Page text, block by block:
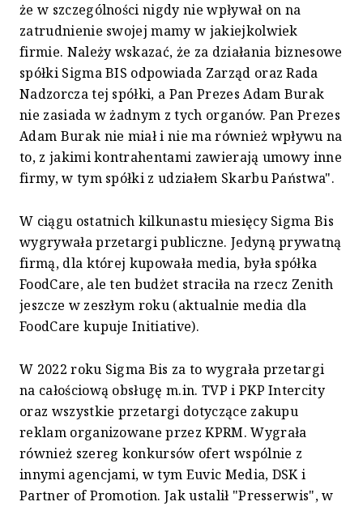
że w szczególności nigdy nie wpływał on na
zatrudnienie swojej mamy w jakiejkolwiek
firmie. Należy wskazać, że za działania biznesowe
spółki Sigma BIS odpowiada Zarząd oraz Rada
Nadzorcza tej spółki, a Pan Prezes Adam Burak
nie zasiada w żadnym z tych organów. Pan Prezes
Adam Burak nie miał i nie ma również wpływu na
to, z jakimi kontrahentami zawierają umowy inne
firmy, w tym spółki z udziałem Skarbu Państwa".
W ciągu ostatnich kilkunastu miesięcy Sigma Bis
wygrywała przetargi publiczne. Jedyną prywatną
firmą, dla której kupowała media, była spółka
FoodCare, ale ten budżet straciła na rzecz Zenith
jeszcze w zeszłym roku (aktualnie media dla
FoodCare kupuje Initiative).
W 2022 roku Sigma Bis za to wygrała przetargi
na całościową obsługę m.in. TVP i PKP Intercity
oraz wszystkie przetargi dotyczące zakupu
reklam organizowane przez KPRM. Wygrała
również szereg konkursów ofert wspólnie z
innymi agencjami, w tym Euvic Media, DSK i
Partner of Promotion. Jak ustalił "Presserwis", w